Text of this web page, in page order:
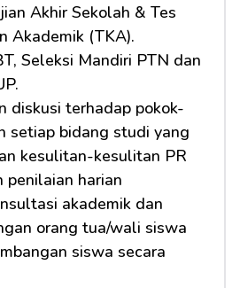
Akhir Sekolah & Tes
Akademik (TKA).
diskusi terhadap pokok-
setiap bidang studi yang
kesulitan-kesulitan PR
penilaian harian
akademik dan
orang tua/wali siswa
siswa secara